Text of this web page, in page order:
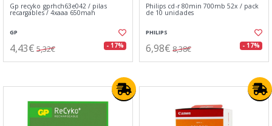
Gp recyko gprhch63e042 / pilas
recargables / 4xaaa 650mah
GP
4,43€ 5,32€ - 17%
Philips cd-r 80min 700mb 52x / pack
de 10 unidades
PHILIPS
6,98€ 8,38€ - 17%